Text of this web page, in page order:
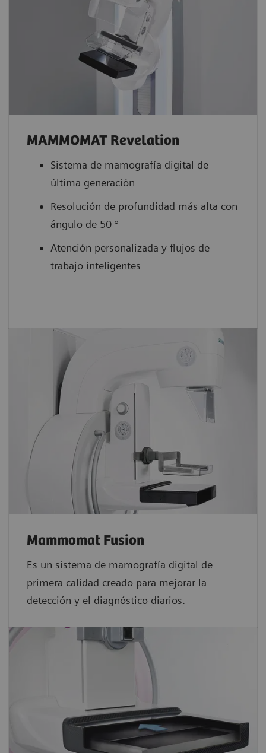
MAMMOMAT Revelation
Sistema de mamografía digital de
última generación
Resolución de profundidad más alta con
ángulo de 50 °
Atención personalizada y flujos de
trabajo inteligentes
Mammomat Fusion
Es un sistema de mamografía digital de
primera calidad creado para mejorar la
detección y el diagnóstico diarios.